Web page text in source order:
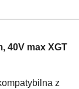
40V max XGT
z